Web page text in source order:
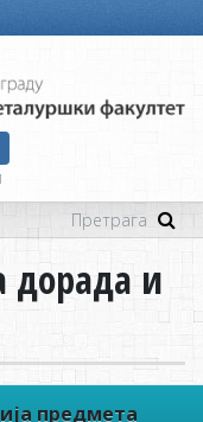
дорада и
предмета